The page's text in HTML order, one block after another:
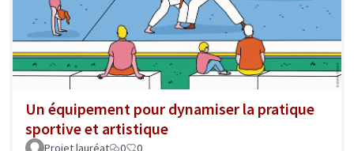
Un équipement pour dynamiser la pratique
sportive et artistique
Projet lauréat 0 0